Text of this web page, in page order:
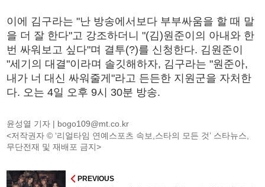
이에 김구라는 "난 방송에서보다 부부싸움을 할 때 말
을 더 잘 한다"고 강조하더니 "(김)원준이의 아내와 한
번 싸워보고 싶다"며 결투(?)를 신청한다. 김원준이
"세기의 대결"이라며 솔깃해하자, 김구라는 "원준아,
내가 너 대신 싸워줄게"라고 든든한 지원군을 자처한
다. 오는 4일 오후 9시 30분 방송.
윤성열 기자 | bogo109@mt.co.kr
<저작권자 © ‘리얼타임 연예스포츠 속보,스타의 모든 것’ 스타뉴스,
무단전재 및 재배포 금지>
PREVIOUS